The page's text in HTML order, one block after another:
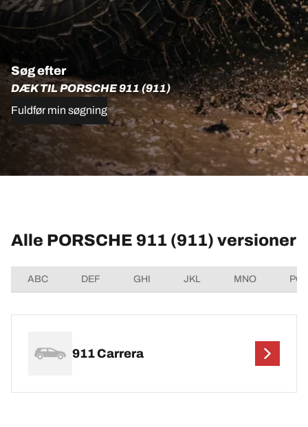
Søg efter
DÆK TIL PORSCHE 911 (911)
Fuldfør min søgning
Alle PORSCHE 911 (911) versioner
ABC DEF GHI JKL MNO
911 Carrera